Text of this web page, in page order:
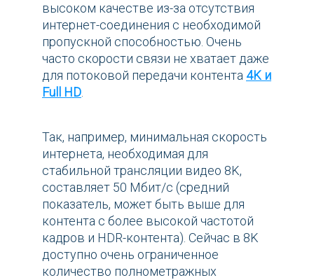
высоком качестве из-за отсутствия
интернет-соединения с необходимой
пропускной способностью. Очень
часто скорости связи не хватает даже
для потоковой передачи контента4K и
Full HD.
Так, например, минимальная скорость
интернета, необходимая для
стабильной трансляции видео 8K,
составляет 50 Мбит/с (средний
показатель, может быть выше для
контента с более высокой частотой
кадров и HDR-контента). Сейчас в 8K
доступно очень ограниченное
количество полнометражных